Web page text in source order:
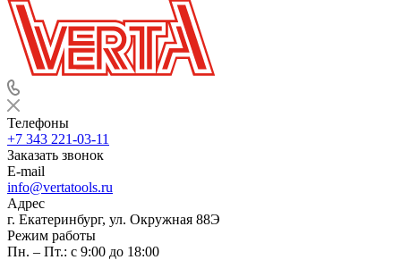
Телефоны
+7 343 221-03-11
Заказать звонок
E-mail
info@vertatools.ru
Адрес
г. Екатеринбург, ул. Окружная 88Э
Режим работы
Пн. – Пт.: с 9:00 до 18:00